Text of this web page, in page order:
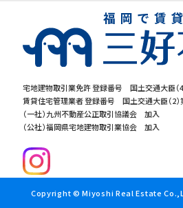
宅地建物取引業免許 登録番号 国土交通大臣（4
賃貸住宅管理業者 登録番号 国土交通大臣（2）
（一社）九州不動産公正取引協議会 加入
（公社）福岡県宅地建物取引業協会 加入
Copyright © Miyoshi Real Estate